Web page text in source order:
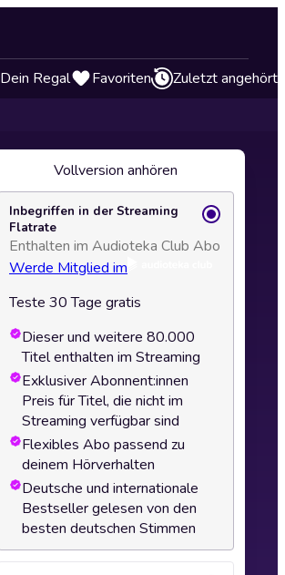
Dein Regal Favoriten Zuletzt angehört
Vollversion anhören
Inbegriffen in der Streaming
Flatrate
Enthalten im Audioteka Club Abo
Werde Mitglied im
Teste 30 Tage gratis
Dieser und weitere 80.000
Titel enthalten im Streaming
Exklusiver Abonnent:innen
Preis für Titel, die nicht im
Streaming verfügbar sind
Flexibles Abo passend zu
deinem Hörverhalten
Deutsche und internationale
Bestseller gelesen von den
besten deutschen Stimmen